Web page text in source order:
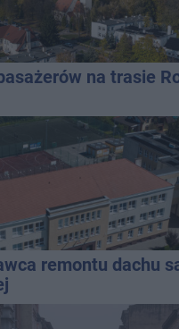
na trasie
remontu dachu